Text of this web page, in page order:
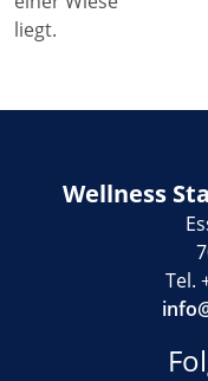
Wellness
Tel.